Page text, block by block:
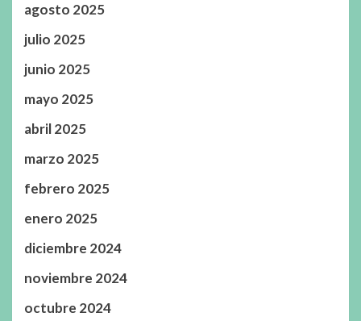
agosto 2025
julio 2025
junio 2025
mayo 2025
abril 2025
marzo 2025
febrero 2025
enero 2025
diciembre 2024
noviembre 2024
octubre 2024